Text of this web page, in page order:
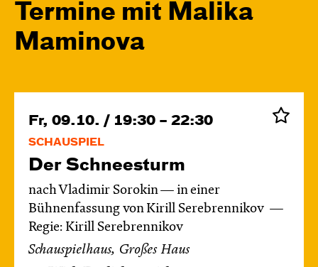
Termine mit Malika
Maminova
Fr, 09.10. / 19:30 – 22:30
SCHAUSPIEL
Der Schnee­sturm
nach Vladimir Sorokin — in einer
Bühnenfassung von Kirill Serebrennikov
Regie: Kirill Serebrennikov
Schauspielhaus, Großes Haus